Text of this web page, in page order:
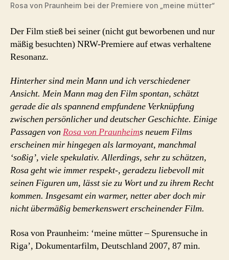
Rosa von Praunheim bei der Premiere von „meine mütter“
Der Film stieß bei seiner (nicht gut beworbenen und nur
mäßig besuchten) NRW-Premiere auf etwas verhaltene
Resonanz.
Hinterher sind mein Mann und ich verschiedener
Ansicht. Mein Mann mag den Film spontan, schätzt
gerade die als spannend empfundene Verknüpfung
zwischen persönlicher und deutscher Geschichte. Einige
Passagen von Rosa von Praunheims neuem Films
erscheinen mir hingegen als larmoyant, manchmal
‘soßig’, viele spekulativ. Allerdings, sehr zu schätzen,
Rosa geht wie immer respekt-, geradezu liebevoll mit
seinen Figuren um, lässt sie zu Wort und zu ihrem Recht
kommen. Insgesamt ein warmer, netter aber doch mir
nicht übermäßig bemerkenswert erscheinender Film.
Rosa von Praunheim: ‘meine mütter – Spurensuche in
Riga’, Dokumentarfilm, Deutschland 2007, 87 min.